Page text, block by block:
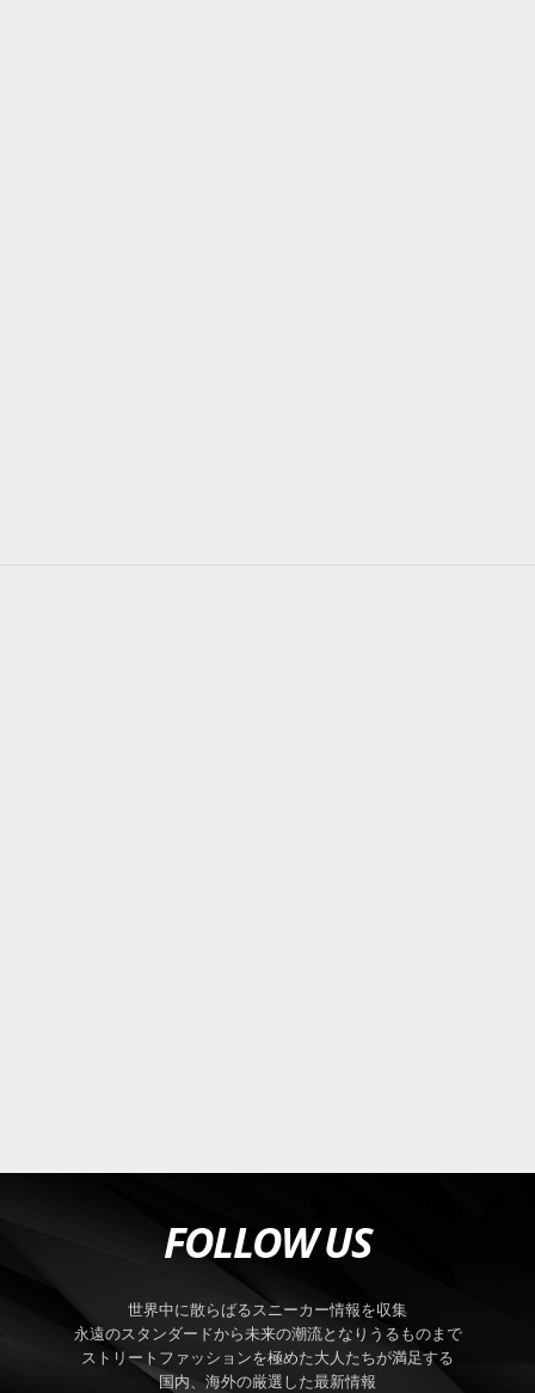
FOLLOW US
世界中に散らばるスニーカー情報を収集
永遠のスタンダードから未来の潮流となりうるものまで
ストリートファッションを極めた大人たちが満足する
国内、海外の厳選した最新情報